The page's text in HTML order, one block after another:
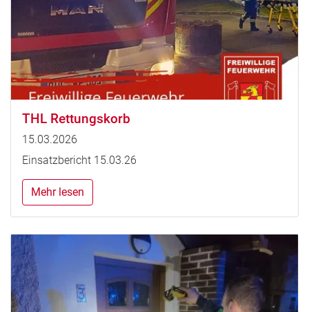
THL Rettungskorb
15.03.2026
Einsatzbericht 15.03.26
Mehr lesen